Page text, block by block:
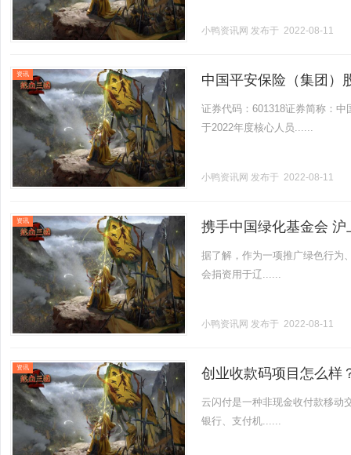
小鸭资讯网 发布于 2022-08-11
资讯
中国平安保险（集团）
购买的公告
证券代码：601318证券简称：
于2022年度核心人员......
小鸭资讯网 发布于 2022-08-11
资讯 携手中国绿化基金会
据了解，作为一项推广绿色行为
会捐资用于辽......
小鸭资讯网 发布于 2022-08-11
资讯 创业收款码项目怎么样
云闪付是一种非现金收付款移动
银行、支付机......